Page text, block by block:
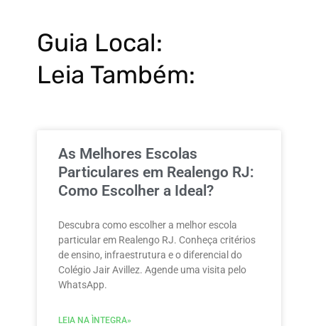
Guia Local:
Leia Também:
As Melhores Escolas
Particulares em Realengo RJ:
Como Escolher a Ideal?
Descubra como escolher a melhor escola
particular em Realengo RJ. Conheça critérios
de ensino, infraestrutura e o diferencial do
Colégio Jair Avillez. Agende uma visita pelo
WhatsApp.
LEIA NA ÌNTEGRA»